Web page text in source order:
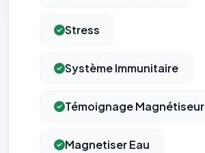
Stress
Système Immunitaire
Témoignage Magnétiseur
Magnetiser Eau